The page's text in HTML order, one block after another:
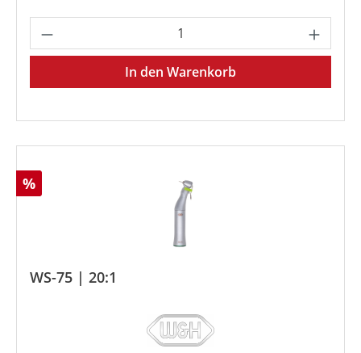
Produkt Anzahl: Gib den
In den Warenkorb
Rabatt
%
WS-75 | 20:1